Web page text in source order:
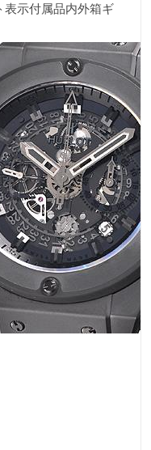
示付属品内外箱ギ